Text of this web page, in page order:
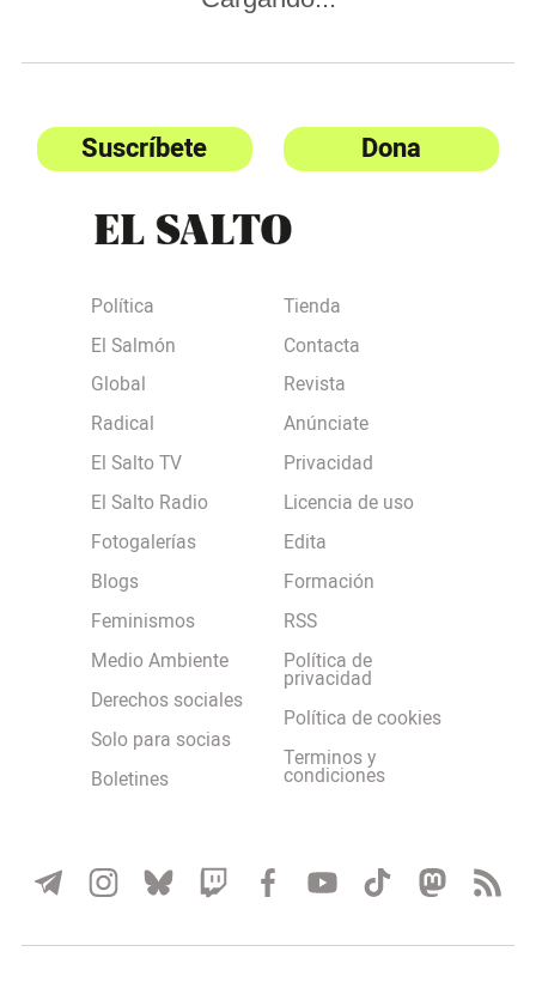
Suscríbete Dona
Política
El Salmón
Global
Radical
El Salto TV
El Salto Radio
Fotogalerías
Blogs
Feminismos
Medio Ambiente
Derechos sociales
Solo para socias
Boletines
Tienda
Contacta
Revista
Anúnciate
Privacidad
Licencia de uso
Edita
Formación
RSS
Política de
privacidad
Política de cookies
Terminos y
condiciones